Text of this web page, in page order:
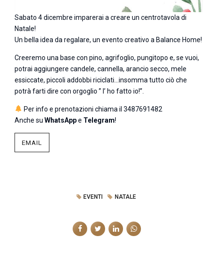
Sabato 4 dicembre imparerai a creare un centrotavola di
Natale!
Un bella idea da regalare, un evento creativo a Balance Home!
Creeremo una base con pino, agrifoglio, pungitopo e, se vuoi,
potrai aggiungere candele, cannella, arancio secco, mele
essiccate, piccoli addobbi riciclati…insomma tutto ciò che
potrà farti dire con orgoglio ” l’ ho fatto io!”.
Per info e prenotazioni chiama il 3487691482
Anche su WhatsAppe Telegram!
EMAIL
EVENTI NATALE